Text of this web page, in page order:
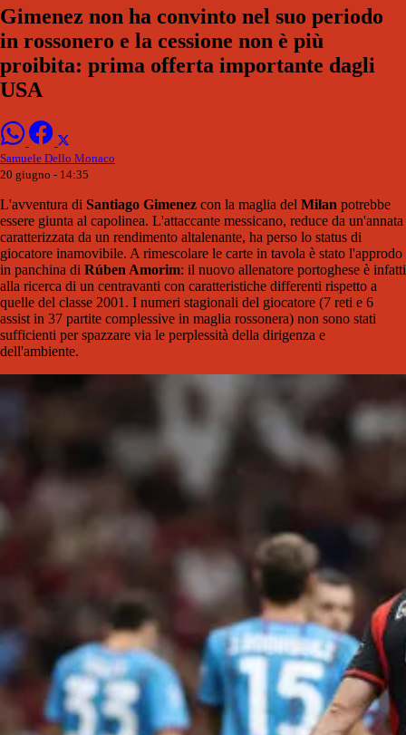
Gimenez non ha convinto nel suo periodo
in rossonero e la cessione non è più
proibita: prima offerta importante dagli
USA
Samuele Dello Monaco
20 giugno - 14:35
L'avventura di Santiago Gimenez con la maglia del Milan potrebbe
essere giunta al capolinea. L'attaccante messicano, reduce da un'annata
caratterizzata da un rendimento altalenante, ha perso lo status di
giocatore inamovibile. A rimescolare le carte in tavola è stato l'approdo
in panchina di Rúben Amorim: il nuovo allenatore portoghese è infatti
alla ricerca di un centravanti con caratteristiche differenti rispetto a
quelle del classe 2001. I numeri stagionali del giocatore (7 reti e 6
assist in 37 partite complessive in maglia rossonera) non sono stati
sufficienti per spazzare via le perplessità della dirigenza e
dell'ambiente.